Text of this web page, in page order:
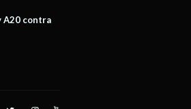
A20 contra